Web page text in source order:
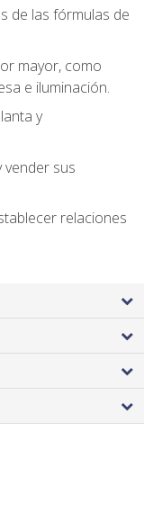
de las fórmulas de
mayor, como
e iluminación.
y
sus
relaciones